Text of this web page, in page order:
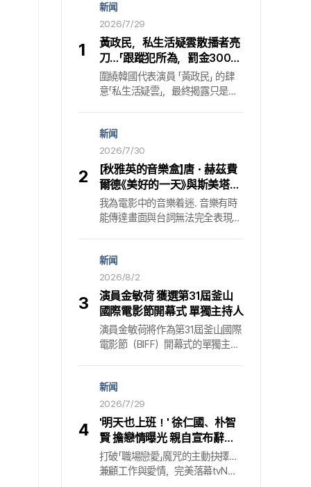
1
新闻
2026/7/29
黃政民，私生活疑雲散播者亮
刀…「跟蹤犯所為，罰金300萬
韓元」
圍繞韓國代表演員 「黃政民」 的肆
意「私生活疑雲」，最終揭露只是某
持續犯下 「跟蹤犯罪」 的嫌疑犯，並
預告將祭出毫不妥協的重拳. 走上
法律審判台的跟蹤狂，虛假爆料的
始末29日，「黃政民」的所屬公司
「Sam Company」 發表正式立場，
針對眼前事態表明強硬態度. 依所
屬公司說法，近來在網路上肆虐的
重到去年已進行刑事告訴. 司法機
關的判斷同樣明確. 法院對該名嫌
疑犯命令了三次的 「接近禁止」 等
暫時性處分，最終則在認定跟蹤指
控成立後，發布 「罰金300萬韓元」
的簡易命令. 換言之，這已不只是
近期透過社群網站（SNS）迅速擴
散的一則不明出處的貼文.
2
新闻
2026/7/30
【秋雅英的音樂盒】唐・赫茲費
爾德《美好的一天》與斯美塔那
〈伏爾塔瓦〉蘊含的生命之美
我為電影中的音樂着迷. 音樂有時
能傳達畫面與台詞無法完全表現的
解電影配樂是接近電影的一種路
徑. 《秋雅英的音樂盒》透過音樂，
更貼近地傾聽電影的聲音. （P. S.
希望您在聽音樂的同時閱讀本文.
）導演唐・赫茲費爾德的動畫片
〈美好的一天〉 (It’s Such a Beautiful
Day) 以一名記憶逐漸消失的男子
唐・赫茲費爾德堅持以簡化角色與
背景細節的極簡主義風格創作. 在
本片中，他同樣將極簡風格的手繪
動畫與多重曝光技術的實拍畫面混
合，並嘗試各類特效來呈現時間的
同時性. 由此出發的單純美學，經
常在他的作品中擴展為一套實驗性
3
新闻
2026/8/2
演員金敏荷 獲選第31屆釜山
國際電影節開幕式 單獨主持人
演員金敏荷將作為第31屆釜山國際
電影節（BIFF）開幕式的單獨主持
正式表示：「將於10月6日開幕的第
31屆釜山國際電影節開幕式主持，
由演員金敏荷單獨入選. 」電影節方
面並指出：「釜山國際電影節去年
導入競爭單元，成功落地，令國際
地位更加穩固. 」又說：「為了與這段
新躍升旅程同行，現階段成長最為
4
新闻
2026/7/29
'明天也上班！' 徐仁國、朴智
賢 擔戀情曝光 親自宣布辭
職…收官收視 4.6%
打破「職場戀愛」魔咒的主動抉擇…
兼顧工作與愛情，完美落幕tvN